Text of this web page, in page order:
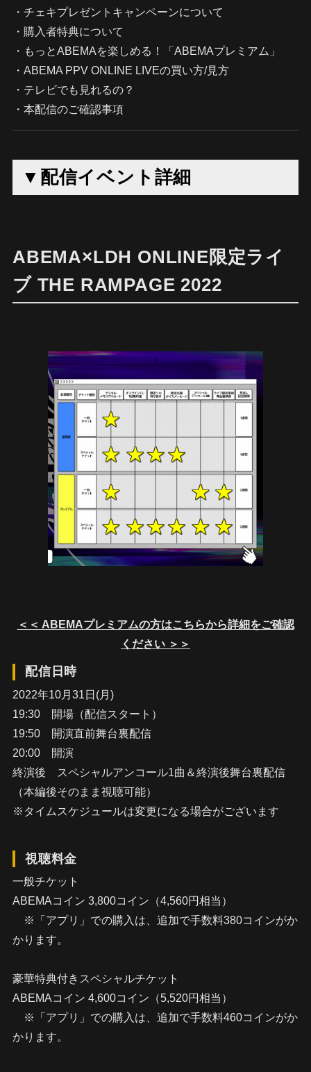
・チェキプレゼントキャンペーンについて
・購入者特典について
・もっとABEMAを楽しめる！「ABEMAプレミアム」
・ABEMA PPV ONLINE LIVEの買い方/見方
・テレビでも見れるの？
・本配信のご確認事項
▼配信イベント詳細
ABEMA×LDH ONLINE限定ライ
ブ THE RAMPAGE 2022
＜＜ ABEMAプレミアムの方はこちらから詳細をご確認
ください ＞＞
配信日時
2022年10月31日(月)
19:30 開場（配信スタート）
19:50 開演直前舞台裏配信
20:00 開演
終演後 スペシャルアンコール1曲＆終演後舞台裏配信
（本編後そのまま視聴可能）
※タイムスケジュールは変更になる場合がございます
視聴料金
一般チケット
ABEMAコイン 3,800コイン（4,560円相当）
※「アプリ」での購入は、追加で手数料380コインがか
かります。
豪華特典付きスペシャルチケット
ABEMAコイン 4,600コイン（5,520円相当）
※「アプリ」での購入は、追加で手数料460コインがか
かります。